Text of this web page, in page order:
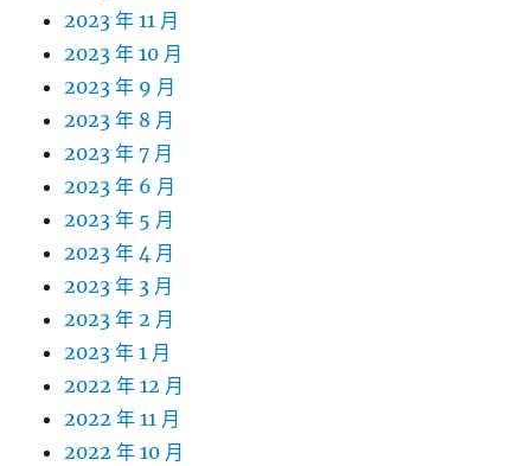
2023 年 11 月
2023 年 10 月
2023 年 9 月
2023 年 8 月
2023 年 7 月
2023 年 6 月
2023 年 5 月
2023 年 4 月
2023 年 3 月
2023 年 2 月
2023 年 1 月
2022 年 12 月
2022 年 11 月
2022 年 10 月